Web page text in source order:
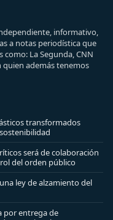
informativo,
a notas periodística que
La Segunda, CNN
quien además tenemos
transformados
será de colaboración
del orden público
ley de alzamiento del
por entrega de